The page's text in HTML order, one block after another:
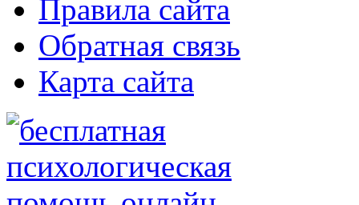
Правила сайта
Обратная связь
Карта сайта